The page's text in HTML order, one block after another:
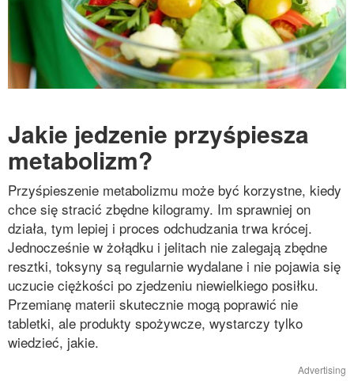
Jakie jedzenie przyśpiesza
metabolizm?
Przyśpieszenie metabolizmu może być korzystne, kiedy
chce się stracić zbędne kilogramy. Im sprawniej on
działa, tym lepiej i proces odchudzania trwa krócej.
Jednocześnie w żołądku i jelitach nie zalegają zbędne
resztki, toksyny są regularnie wydalane i nie pojawia się
uczucie ciężkości po zjedzeniu niewielkiego posiłku.
Przemianę materii skutecznie mogą poprawić nie
tabletki, ale produkty spożywcze, wystarczy tylko
wiedzieć, jakie.
Advertising